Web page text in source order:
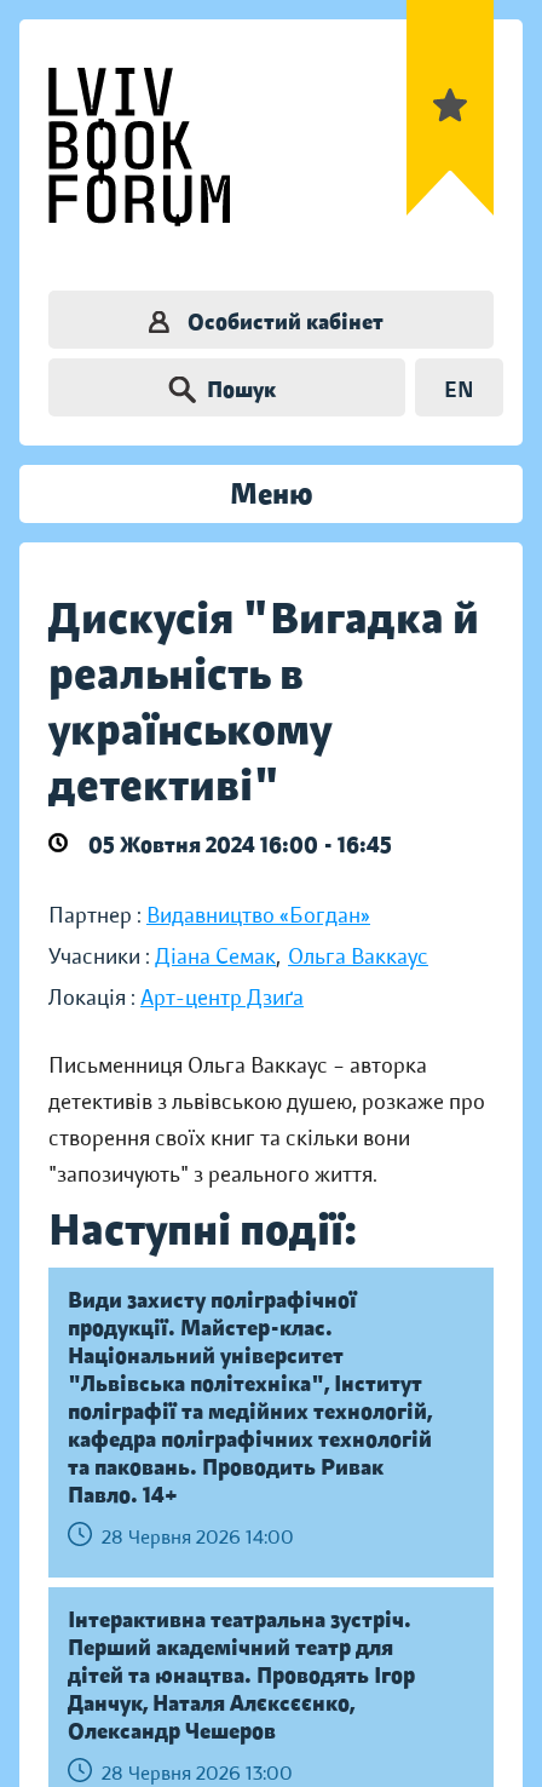
Особистий кабінет
Пошук EN
Меню
Дискусія "Вигадка й
реальність в
українському
детективі"
05 Жовтня 2024 16:00 - 16:45
Партнер : Видавництво «Богдан»
Учасники : Діана Семак, Ольга Ваккаус
Локація : Арт-центр Дзиґа
Письменниця Ольга Ваккаус – авторка
детективів з львівською душею, розкаже про
створення своїх книг та скільки вони
"запозичують" з реального життя.
Наступні події:
Види захисту поліграфічної
продукції. Майстер-клас.
Національний університет
"Львівська політехніка", Інститут
поліграфії та медійних технологій,
кафедра поліграфічних технологій
та паковань. Проводить Ривак
Павло. 14+
28 Червня 2026 14:00
Інтерактивна театральна зустріч.
Перший академічний театр для
дітей та юнацтва. Проводять Ігор
Данчук, Наталя Алєксєєнко,
Олександр Чешеров
28 Червня 2026 13:00